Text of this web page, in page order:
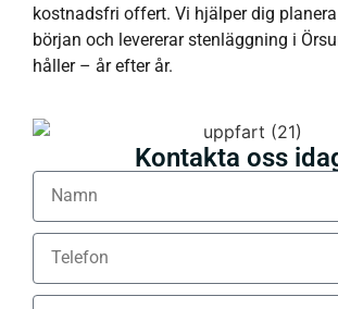
kostnadsfri offert. Vi hjälper dig
början och levererar stenläggning i
håller – år efter år.
Kontakta oss